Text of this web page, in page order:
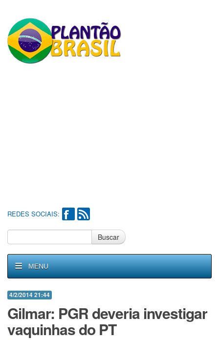
REDES SOCIAIS:
Buscar
MENU
4/2/2014 21:44
Gilmar: PGR deveria investigar
vaquinhas do PT